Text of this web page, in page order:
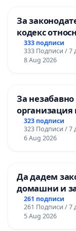
За
кодекс
на
умишлени
333 подписи
333 Подписи / 7
8 Aug 2026
За
организация
и
ОУ „Княз
323 подписи
323 Подписи / 7
6 Aug 2026
Да дадем
домашни и
261 подписи
261 Подписи / 7
5 Aug 2026